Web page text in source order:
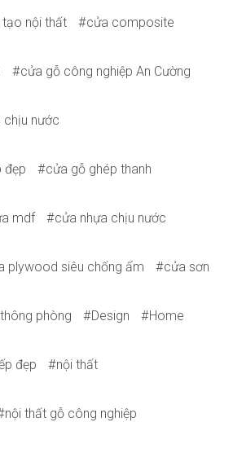
tạo nội thất cửa composite
cửa gỗ công nghiệp An Cường
chịu nước
đẹp cửa gỗ ghép thanh
mdf cửa nhựa chịu nước
plywood siêu chống ẩm cửa sơn
phòng Design Home
đẹp nội thất
nội thất gỗ công nghiệp